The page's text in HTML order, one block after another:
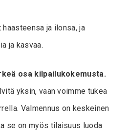
ja ilonsa, ja
ja kasvaa.
osa kilpailukokemusta.
yksin, vaan voimme tukea
Valmennus on keskeinen
se on myös tilaisuus luoda